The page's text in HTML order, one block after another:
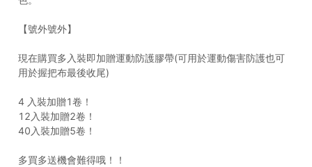
【號外號外】
現在購買多入裝即加贈運動防護膠帶(可用於運動傷害防護也可
用於握把布最後收尾)
4 入裝加贈1卷！
12入裝加贈2卷！
40入裝加贈5卷！
多買多送機會難得哦！！